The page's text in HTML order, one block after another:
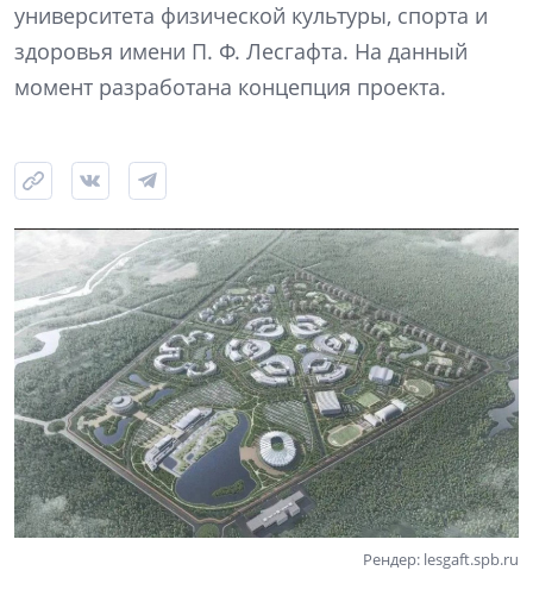
университета физической культуры, спорта и
здоровья имени П. Ф. Лесгафта. На данный
момент разработана концепция проекта.
Рендер: lesgaft.spb.ru